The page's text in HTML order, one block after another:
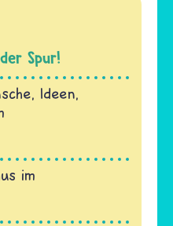
Spur!
Ideen,
im